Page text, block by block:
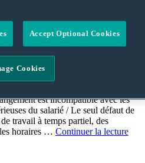
4 juin 2024Publié dans
d’un horaire de nuit à un
est incompatible avec les
du salarié / Le seul défaut de
travail à temps partiel, des
horaires … Continuer la lecture
Accept Optional Cookies
Cookies